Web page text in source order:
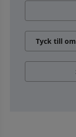
Tyck till